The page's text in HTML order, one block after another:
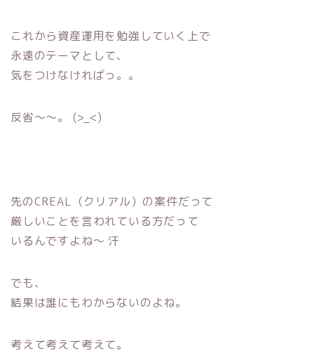
これから資産運用を勉強していく上で
永遠のテーマとして、
気をつけなければっ。。
反省〜〜。 (>_<)
先のCREAL（クリアル）の案件だって
厳しいことを言われている方だって
いるんですよね〜 汗
でも、
結果は誰にもわからないのよね。
考えて考えて考えて。